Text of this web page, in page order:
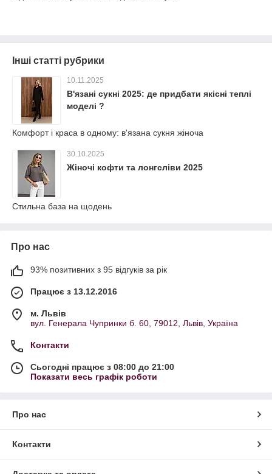
Інші статті рубрики
10.11.2025
В'язані сукні 2025: де придбати якісні теплі
моделі ?
Комфорт і краса в одному: в'язана сукня жіноча
30.10.2025
Жіночі кофти та лонгсліви 2025
Стильна база на щодень
Про нас
93% позитивних з 95 відгуків за рік
Працює з 13.12.2016
м. Львів
вул. Генерала Чупринки б. 60, 79012, Львів, Україна
Контакти
Сьогодні працює з 08:00 до 21:00
Показати весь графік роботи
Про нас
Контакти